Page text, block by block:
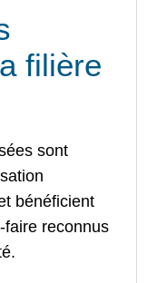
filière
sont
bénéficient
faire reconnus